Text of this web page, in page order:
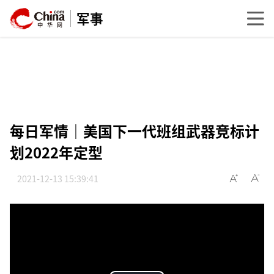
军事
每日军情｜美国下一代班组武器竞标计
划2022年定型
2021-12-13 15:39:41